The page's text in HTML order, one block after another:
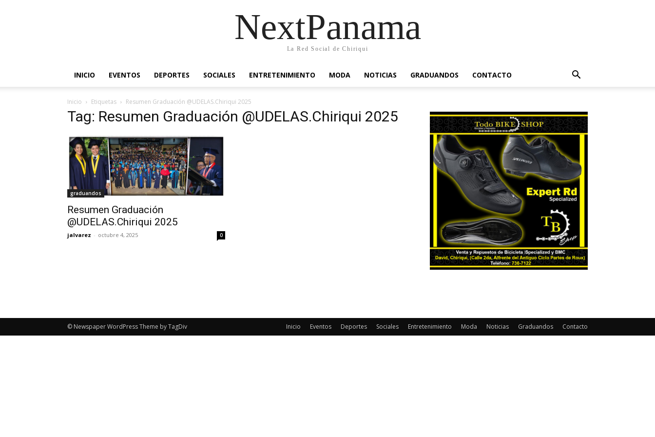
NextPanama
La Red Social de Chiriqui
INICIO EVENTOS DEPORTES SOCIALES ENTRETENIMIENTO MODA NOTICIAS GRADUANDOS CONTACTO
Inicio Etiquetas Resumen Graduación @UDELAS.Chiriqui 2025
Tag: Resumen Graduación @UDELAS.Chiriqui 2025
graduandos
Resumen Graduación
@UDELAS.Chiriqui 2025
jalvarez - octubre 4, 2025 0
Inicio Eventos Deportes Sociales Entretenimiento Moda Noticias Graduandos Contacto
© Newspaper WordPress Theme by TagDiv